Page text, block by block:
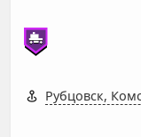
Рубцовск,